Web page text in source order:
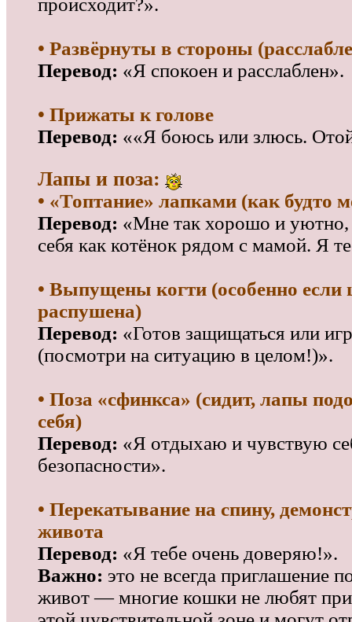
• Развёрнуты в стороны
Перевод: «Я спокоен и расслаблен».
• Прижаты к голове
Перевод: ««Я боюсь или злюсь.
Лапы и поза:
• «Топтание» лапками (как будто
Перевод: «Мне так хорошо и уютно,
себя как котёнок рядом с мамой. Я
• Выпущены когти (особенно если
распушена)
Перевод: «Готов защищаться или
(посмотри на ситуацию в целом!)».
• Поза «сфинкса» (сидит, лапы
себя)
Перевод: «Я отдыхаю и чувствую
безопасности».
• Перекатывание на спину,
живота
Перевод: «Я тебе очень доверяю!».
Важно: это не всегда приглашение
живот — многие кошки не любят